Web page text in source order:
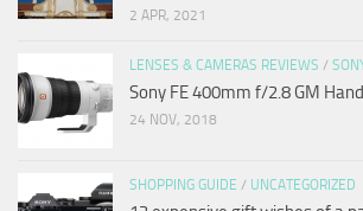
2 APR, 2021
LENSES & CAMERAS REVIEWS /
Sony FE 400mm f/2.8 GM
24 NOV, 2018
SHOPPING GUIDE / UNCATEGORIZED